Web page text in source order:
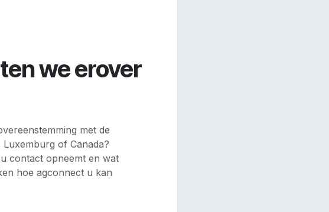
we erover
met de
of Canada?
contact opneemt en wat
hoe agconnect u kan